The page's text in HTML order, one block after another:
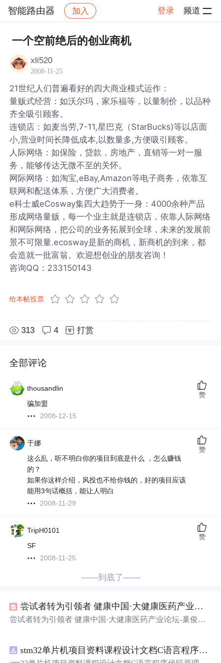
智能路由器 加入 登录 频道
社区 智能路由器 帖子详情
一个空前绝后的创业商机
xli520
2008-11-25
21世纪人们普遍看好的四大商业模式运作：
量贩式经营：如沃尔玛，家乐福等，以量制价，以品种
齐全吸引顾客。
连锁店：如麦当劳,7-11,星巴克（StarBucks)等以店面
小,营业时间长降低成本,以数量多,方便吸引顾客。
人际网络：如保险，贷款，房地产，直销等一对一服
务，能够传达无微不至的关怀。
网际网络：如淘宝,eBay,Amazon等电子商务，依靠互
联网和配送体系，方便广大消费者。
e科士威eCosway集四大趋势于一身：4000余种产品
形成网络量贩，每一个业主就是连锁店，依靠人际网络
和网际网络，把公司的业务拓展到全球，未来的发展前
景不可限量.ecosway是新的商机，新商机的到来，都
会造就一批富翁。欢迎想创业的朋友咨询！
咨询QQ：233150143
给本帖投票
313 4 打赏
全部评论
thousandlin
骗加盟
2008-12-15
赞
于娜
这么乱，听不明白你的项目到底是什么 ，怎么赚钱
的？
如果你这样介绍，风投也不给你钱的，好的项目应该
能用3句话概括，能让人明白
2008-11-29
赞
TripH0101
SF
2008-11-25
赞
——到底了——
尝试者转为引领者 健康中国·大健康医药产业论坛-巢俊：迈卡科技
尝试者转为引领者 健康中国·大健康医药产业论坛-巢俊：
stm32单片机项目资料课程设计文档C语言程序代码原理图电路PCB实例五种PWM反馈控制模式研究